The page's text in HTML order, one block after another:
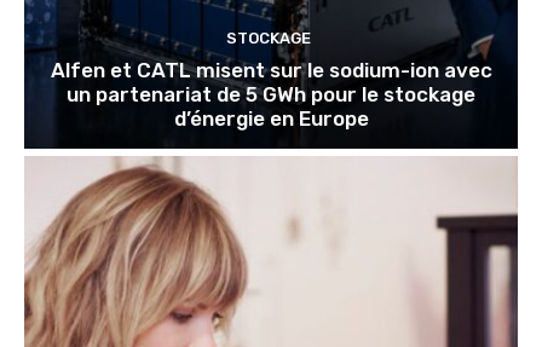
STOCKAGE
Alfen et CATL misent sur le sodium-ion avec
un partenariat de 5 GWh pour le stockage
d’énergie en Europe